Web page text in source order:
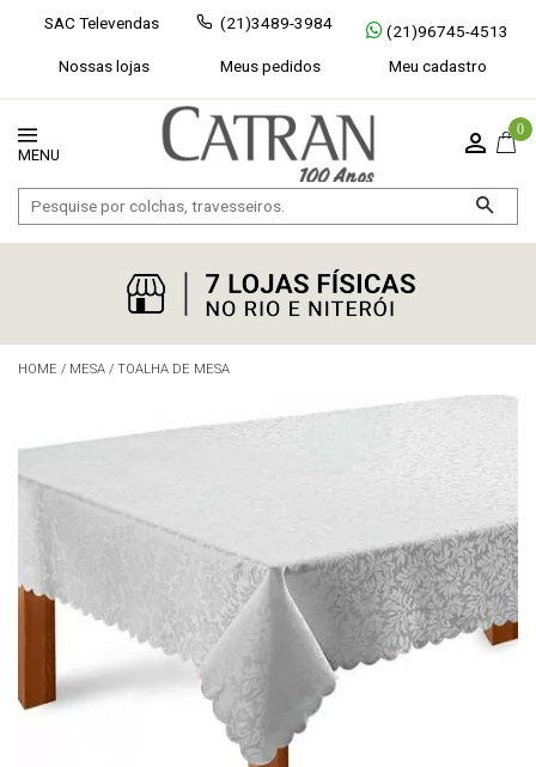
SAC Televendas (21)3489-3984
(21)96745-4513
Nossas lojas
Meus pedidos Meu cadastro
0
HOME / MESA / TOALHA DE MESA